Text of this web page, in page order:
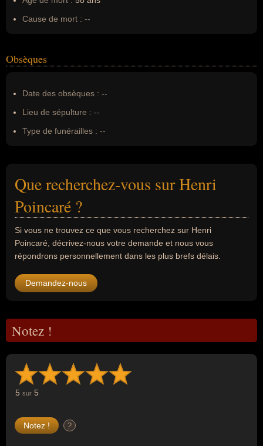
Cause de mort : --
Obsèques
Date des obsèques : --
Lieu de sépulture : --
Type de funérailles : --
Que recherchez-vous sur Henri
Poincaré ?
Si vous ne trouvez ce que vous recherchez sur Henri
Poincaré, décrivez-nous votre demande et nous vous
répondrons personnellement dans les plus brefs délais.
Demandez-nous
Notez !
5 sur 5
?